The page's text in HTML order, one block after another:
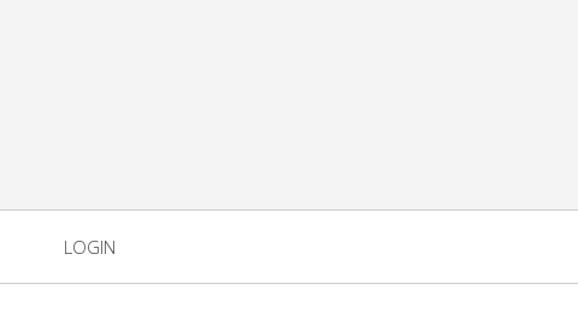
LOGIN